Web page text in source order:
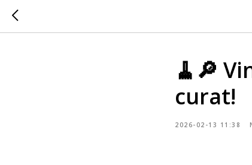
🧹🔎
curat!
2026-02-13 11:38